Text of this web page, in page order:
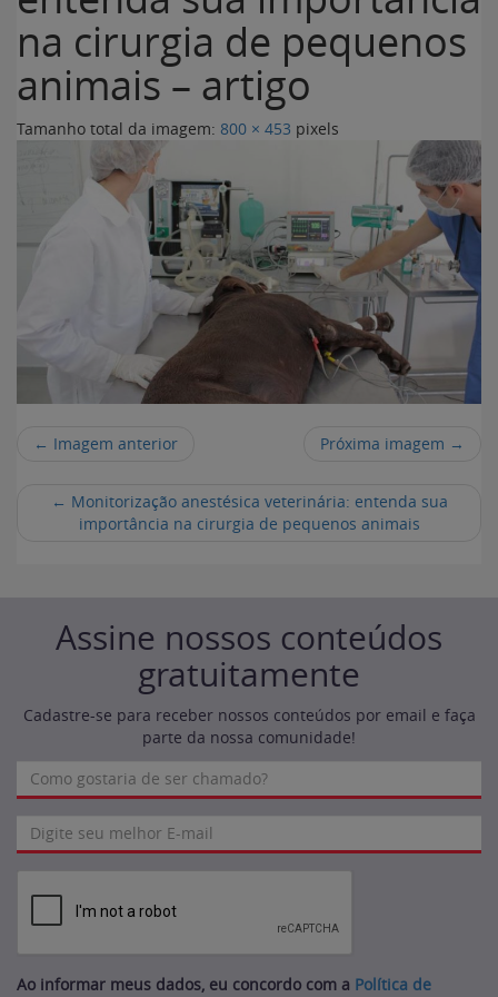
na cirurgia de pequenos
animais – artigo
Tamanho total da imagem: 800 × 453 pixels
← Imagem anterior Próxima imagem →
← Monitorização anestésica veterinária: entenda sua
importância na cirurgia de pequenos animais
Assine nossos conteúdos
gratuitamente
Cadastre-se para receber nossos conteúdos por email e faça
parte da nossa comunidade!
Ao informar meus dados, eu concordo com a Política de